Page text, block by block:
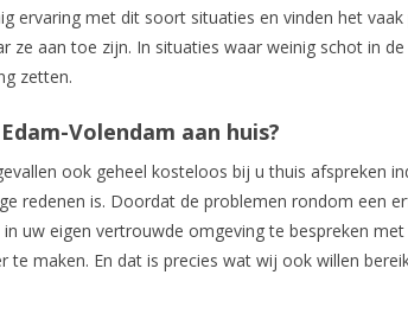
ervaring met dit soort situaties en vinden het
ze aan toe zijn. In situaties waar weinig schot in
zetten.
Volendam aan huis?
ook geheel kosteloos bij u thuis afspreken
redenen is. Doordat de problemen rondom een
uw eigen vertrouwde omgeving te bespreken
te maken. En dat is precies wat wij ook willen